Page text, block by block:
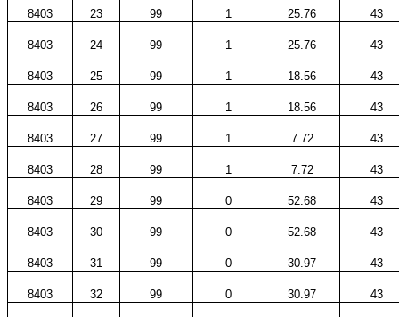
8403 23 99 1 25.76 43
8403 24 99 1 25.76 43
8403 25 99 1 18.56 43
8403 26 99 1 18.56 43
8403 27 99 1 7.72 43
8403 28 99 1 7.72 43
8403 29 99 0 52.68 43
8403 30 99 0 52.68 43
8403 31 99 0 30.97 43
8403 32 99 0 30.97 43